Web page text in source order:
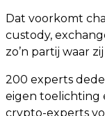
Dat voorkomt
custody,
zo’n partij waar
200 experts
eigen toelichting
crypto-experts